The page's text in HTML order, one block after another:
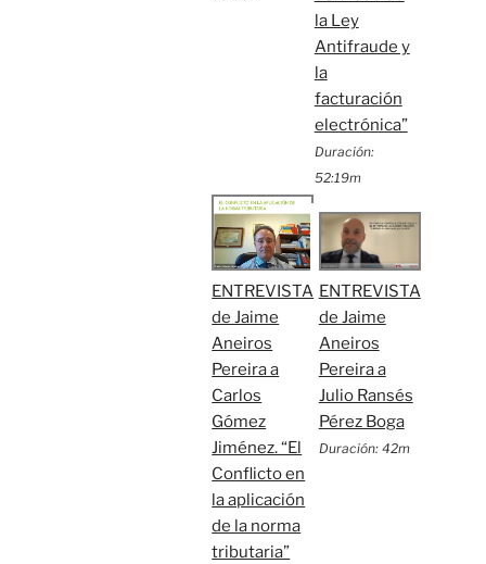
la Ley
Antifraude y
la
facturación
electrónica”
Duración:
52:19m
ENTREVISTA
de Jaime
Aneiros
Pereira a
Carlos
Gómez
Jiménez. “El
Conflicto en
la aplicación
de la norma
tributaria”
ENTREVISTA
de Jaime
Aneiros
Pereira a
Julio Ransés
Pérez Boga
Duración: 42m